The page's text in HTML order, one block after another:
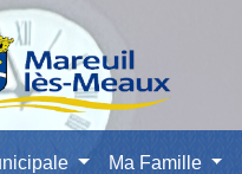
Ma Famille